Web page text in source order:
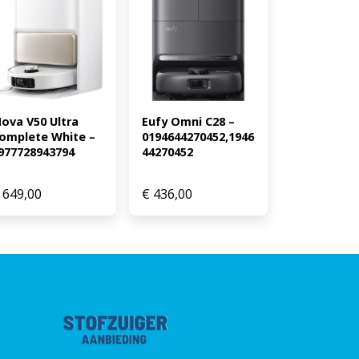
V50 Ultra
White –
Eufy Omni C28 –
0194644270452,1946
44270452
€ 436,00